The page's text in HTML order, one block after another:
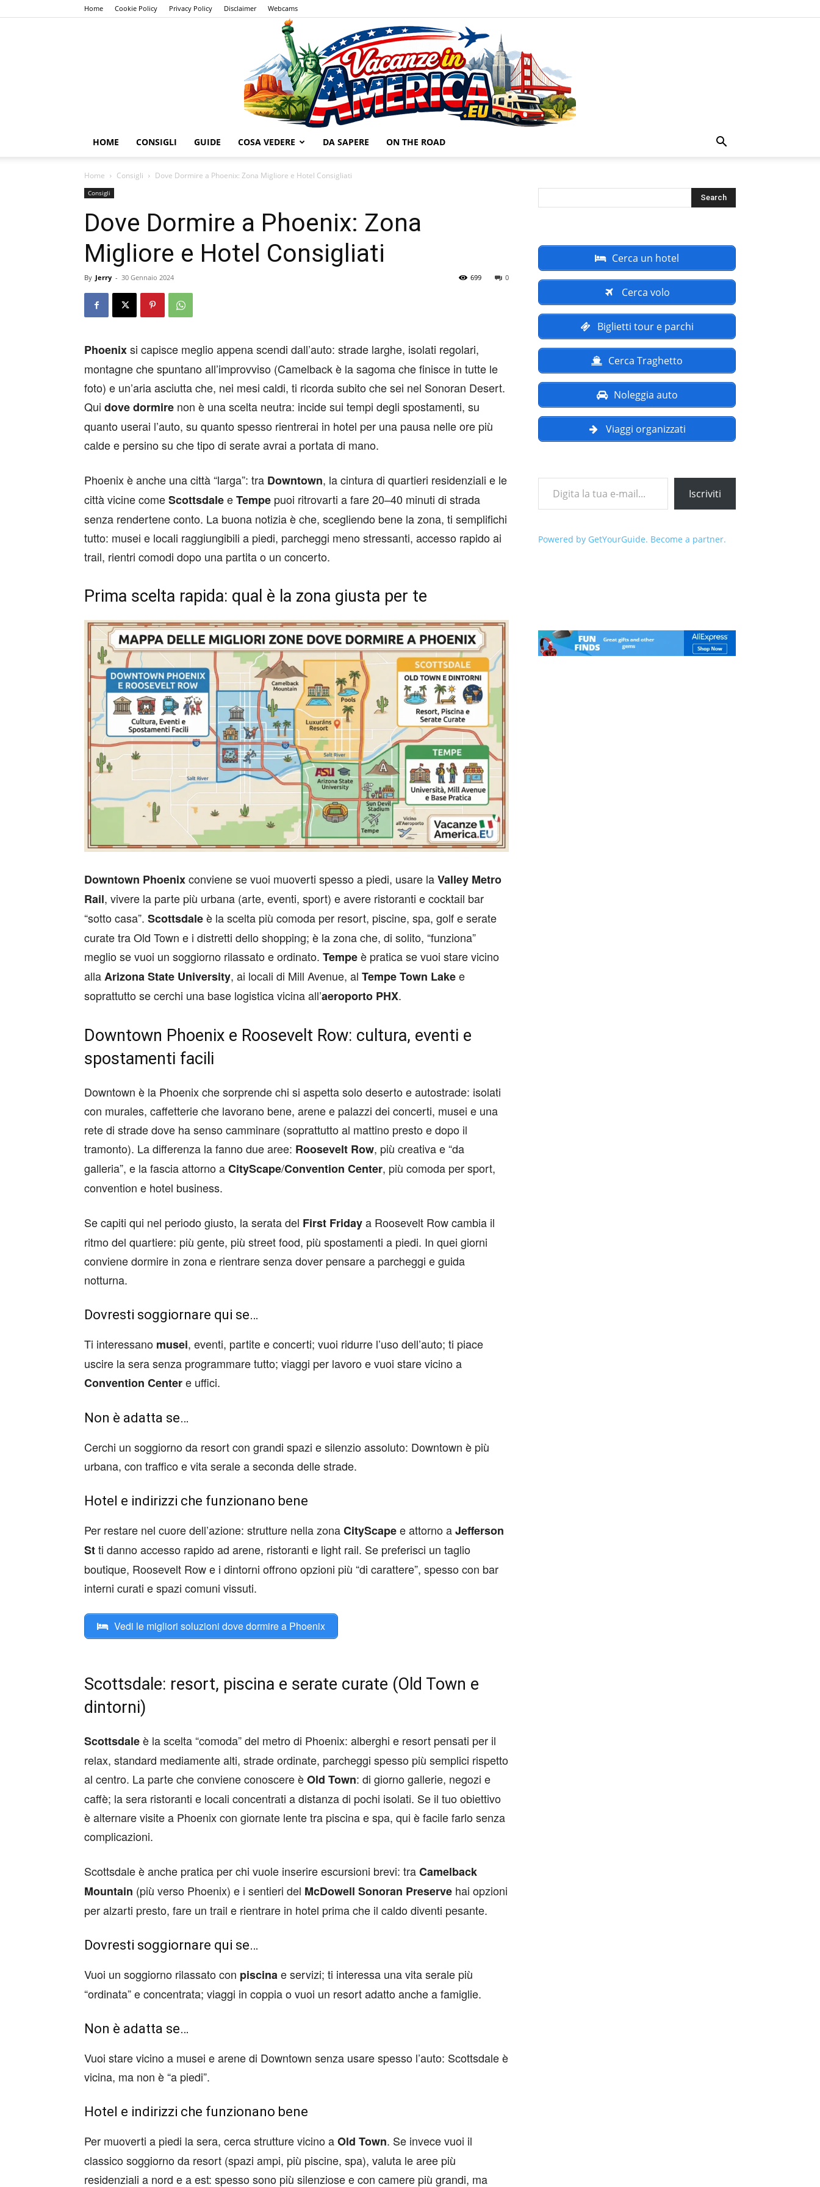
Home Cookie Policy Privacy Policy Disclaimer Webcams
.EU
HOME CONSIGLI GUIDE COSA VEDERE DA SAPERE ON THE ROAD
Home Consigli Dove Dormire a Phoenix: Zona Migliore e Hotel Consigliati
Consigli
Dove Dormire a Phoenix: Zona
Migliore e Hotel Consigliati
By Jerry - 30 Gennaio 2024 0
699
Phoenixsi capisce meglio appena scendi dall’auto: strade larghe, isolati regolari,
montagne che spuntano all’improvviso (Camelback è la sagoma che finisce in tutte le
foto) e un’aria asciutta che, nei mesi caldi, ti ricorda subito che sei nel Sonoran Desert.
Qui dove dormire non è una scelta neutra: incide sui tempi degli spostamenti, su
quanto userai l’auto, su quanto spesso rientrerai in hotel per una pausa nelle ore più
calde e persino su che tipo di serate avrai a portata di mano.
Phoenix è anche una città “larga”: tra Downtown, la cintura di quartieri residenziali e le
città vicine comeScottsdaleeTempe puoi ritrovarti a fare 20–40 minuti di strada
senza rendertene conto. La buona notizia è che, scegliendo bene la zona, ti semplifichi
tutto: musei e locali raggiungibili a piedi, parcheggi meno stressanti, accesso rapido ai
trail, rientri comodi dopo una partita o un concerto.
Prima scelta rapida: qual è la zona giusta per te
Downtown Phoenixconviene se vuoi muoverti spesso a piedi, usare laValley Metro
Rail, vivere la parte più urbana (arte, eventi, sport) e avere ristoranti e cocktail bar
“sotto casa”. Scottsdaleè la scelta più comoda per resort, piscine, spa, golf e serate
curate tra Old Town e i distretti dello shopping; è la zona che, di solito, “funziona”
meglio se vuoi un soggiorno rilassato e ordinato. Tempeè pratica se vuoi stare vicino
allaArizona State University, ai locali di Mill Avenue, al Tempe Town Lakee
soprattutto se cerchi una base logistica vicina all’aeroporto PHX.
Downtown Phoenix e Roosevelt Row: cultura, eventi e
spostamenti facili
Downtown è la Phoenix che sorprende chi si aspetta solo deserto e autostrade: isolati
con murales, caffetterie che lavorano bene, arene e palazzi dei concerti, musei e una
rete di strade dove ha senso camminare (soprattutto al mattino presto e dopo il
tramonto). La differenza la fanno due aree: Roosevelt Row, più creativa e “da
galleria”, e la fascia attorno aCityScape/Convention Center, più comoda per sport,
convention e hotel business.
Se capiti qui nel periodo giusto, la serata del First Fridaya Roosevelt Row cambia il
ritmo del quartiere: più gente, più street food, più spostamenti a piedi. In quei giorni
conviene dormire in zona e rientrare senza dover pensare a parcheggi e guida
notturna.
Dovresti soggiornare qui se…
Ti interessano musei, eventi, partite e concerti; vuoi ridurre l’uso dell’auto; ti piace
uscire la sera senza programmare tutto; viaggi per lavoro e vuoi stare vicino a
Convention Centere uffici.
Non è adatta se…
Cerchi un soggiorno da resort con grandi spazi e silenzio assoluto: Downtown è più
urbana, con traffico e vita serale a seconda delle strade.
Hotel e indirizzi che funzionano bene
Per restare nel cuore dell’azione: strutture nella zonaCityScapee attorno aJefferson
Stti danno accesso rapido ad arene, ristoranti e light rail. Se preferisci un taglio
boutique, Roosevelt Row e i dintorni offrono opzioni più “di carattere”, spesso con bar
interni curati e spazi comuni vissuti.
Vedi le migliori soluzioni dove dormire a Phoenix
Scottsdale: resort, piscina e serate curate (Old Town e
dintorni)
Scottsdaleè la scelta “comoda” del metro di Phoenix: alberghi e resort pensati per il
relax, standard mediamente alti, strade ordinate, parcheggi spesso più semplici rispetto
al centro. La parte che conviene conoscere èOld Town: di giorno gallerie, negozi e
caffè; la sera ristoranti e locali concentrati a distanza di pochi isolati. Se il tuo obiettivo
è alternare visite a Phoenix con giornate lente tra piscina e spa, qui è facile farlo senza
complicazioni.
Scottsdale è anche pratica per chi vuole inserire escursioni brevi: traCamelback
Mountain (più verso Phoenix) e i sentieri del McDowell Sonoran Preserve hai opzioni
per alzarti presto, fare un trail e rientrare in hotel prima che il caldo diventi pesante.
Dovresti soggiornare qui se…
Vuoi un soggiorno rilassato con piscinae servizi; ti interessa una vita serale più
“ordinata” e concentrata; viaggi in coppia o vuoi un resort adatto anche a famiglie.
Non è adatta se…
Vuoi stare vicino a musei e arene di Downtown senza usare spesso l’auto: Scottsdale è
vicina, ma non è “a piedi”.
Hotel e indirizzi che funzionano bene
Per muoverti a piedi la sera, cerca strutture vicino aOld Town. Se invece vuoi il
classico soggiorno da resort (spazi ampi, più piscine, spa), valuta le aree più
residenziali a nord e a est: spesso sono più silenziose e con camere più grandi, ma
Cerca un hotel
Cerca volo
Biglietti tour e parchi
Cerca Traghetto
Noleggia auto
Viaggi organizzati
Digita la tua e-mail...
Iscriviti
Powered by GetYourGuide. Become a partner.